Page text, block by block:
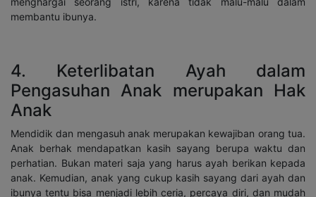
membantu ibunya.
4. Keterlibatan Ayah dalam
Pengasuhan Anak merupakan Hak
Anak
Mendidik dan mengasuh anak merupakan kewajiban orang tua.
Anak berhak mendapatkan kasih sayang berupa waktu dan
perhatian. Bukan materi saja yang harus ayah berikan kepada
anak. Kemudian, anak yang cukup kasih sayang dari ayah dan
ibunya tentu bisa menjadi lebih ceria, percaya diri, dan mudah